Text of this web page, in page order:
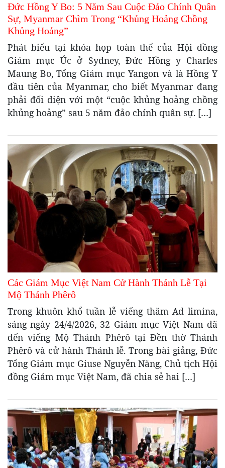
Đức Hồng Y Bo: 5 Năm Sau Cuộc Đảo Chính Quân
Sự, Myanmar Chìm Trong “Khủng Hoảng Chồng
Khủng Hoảng”
Phát biểu tại khóa họp toàn thể của Hội đồng
Giám mục Úc ở Sydney, Đức Hồng y Charles
Maung Bo, Tổng Giám mục Yangon và là Hồng Y
đầu tiên của Myanmar, cho biết Myanmar đang
phải đối diện với một “cuộc khủng hoảng chồng
khủng hoảng” sau 5 năm đảo chính quân sự. […]
Các Giám Mục Việt Nam Cử Hành Thánh Lễ Tại
Mộ Thánh Phêrô
Trong khuôn khổ tuần lễ viếng thăm Ad limina,
sáng ngày 24/4/2026, 32 Giám mục Việt Nam đã
đến viếng Mộ Thánh Phêrô tại Đền thờ Thánh
Phêrô và cử hành Thánh lễ. Trong bài giảng, Đức
Tổng Giám mục Giuse Nguyễn Năng, Chủ tịch Hội
đồng Giám mục Việt Nam, đã chia sẻ hai […]